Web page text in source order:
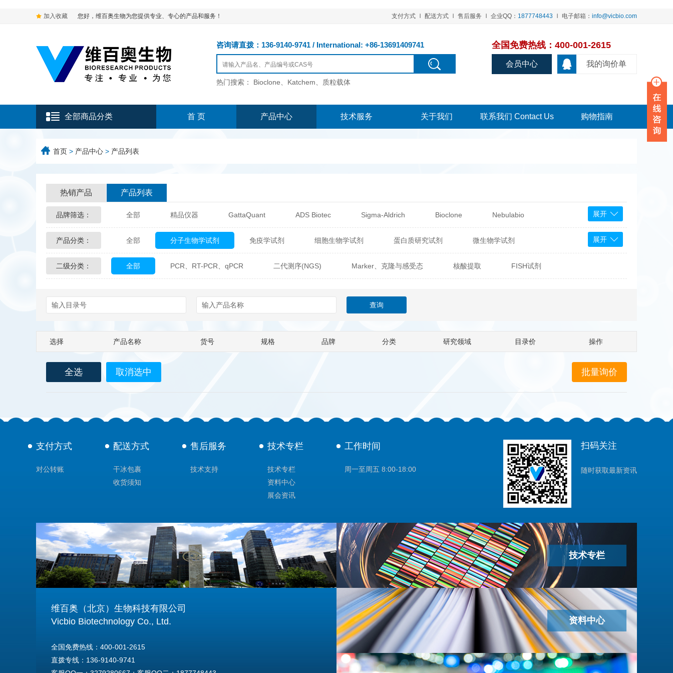
加入收藏 您好，维百奥生物为您提供专业、专心的产品和服务！ 支付方式 配送方式 售后服务 企业QQ： 1877748443 电子邮箱： info@vicbio.com
咨询请直拨：136-9140-9741 / International: +86-13691409741
热门搜索： Bioclone、Katchem、质粒载体
全国免费热线：400-001-2615
我的询价单
会员中心
全部商品分类 首 页 产品中心 技术服务 关于我们 联系我们 Contact Us 购物指南
首页 > 产品中心 > 产品列表
热销产品 产品列表
品牌筛选： 全部 精品仪器 GattaQuant ADS Biotec Sigma-Aldrich Bioclone Nebulabio
Glycon Biochem Sterlitech 热销产品 辰辉创聚生物® (Nebulabio) BPS Bioscience
Echelon Biosciences Verichem Laboratories Vicbio Biotech Click Chemistry Tools Bioassay Systems
Biotez Berlin Diametra ChemPep Eagle Biosciences Cytodiagnostics
Berry & Associates
Abbexa AbD Serotec Abnova Active Motif
展开
产品分类： 全部 分子生物学试剂 免疫学试剂 细胞生物学试剂 蛋白质研究试剂 微生物学试剂
化学及生物化学试剂 材料学试剂 仪器及设备 耗材及常用物品 其他产品
展开
二级分类： 全部 PCR、RT-PCR、qPCR 二代测序(NGS) Marker、克隆与感受态 核酸提取 FISH试剂
选择 产品名称 货号 规格 品牌 分类 研究领域 目录价 操作
全选 取消选中
支付方式
对公转账
配送方式
干冰包裹
收货须知
售后服务
技术支持
技术专栏
技术专栏
资料中心
展会资讯
工作时间
周一至周五 8:00-18:00
扫码关注
随时获取最新资讯
维百奥（北京）生物科技有限公司
Vicbio Biotechnology Co., Ltd.
全国免费热线：400-001-2615
直拨专线：136-9140-9741
技术专栏
资料中心